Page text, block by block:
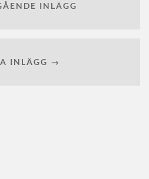
INLÄGG
INLÄGG →